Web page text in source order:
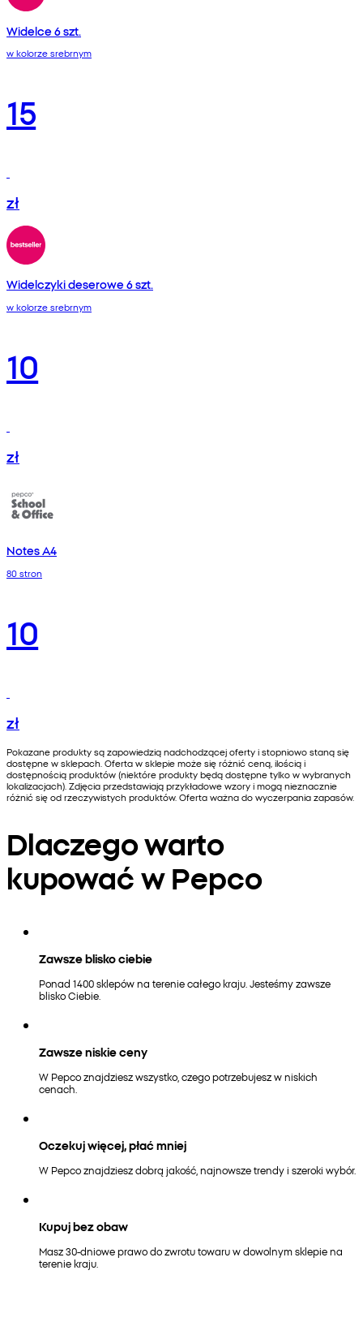
Widelce 6 szt.
w kolorze srebrnym
15
zł
Widelczyki deserowe 6 szt.
w kolorze srebrnym
10
zł
Notes A4
80 stron
10
zł
Pokazane produkty są zapowiedzią nadchodzącej oferty i stopniowo staną się
dostępne w sklepach. Oferta w sklepie może się różnić ceną, ilością i
dostępnością produktów (niektóre produkty będą dostępne tylko w wybranych
lokalizacjach). Zdjęcia przedstawiają przykładowe wzory i mogą nieznacznie
różnić się od rzeczywistych produktów. Oferta ważna do wyczerpania zapasów.
Dlaczego warto
kupować w Pepco
Zawsze blisko ciebie
Ponad 1400 sklepów na terenie całego kraju. Jesteśmy zawsze
blisko Ciebie.
Zawsze niskie ceny
W Pepco znajdziesz wszystko, czego potrzebujesz w niskich
cenach.
Oczekuj więcej, płać mniej
W Pepco znajdziesz dobrą jakość, najnowsze trendy i szeroki wybór.
Kupuj bez obaw
Masz 30-dniowe prawo do zwrotu towaru w dowolnym sklepie na
terenie kraju.